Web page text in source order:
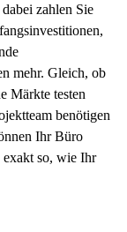
zahlen Sie
mehr. Gleich, ob
Märkte testen
benötigen
Ihr Büro
so, wie Ihr